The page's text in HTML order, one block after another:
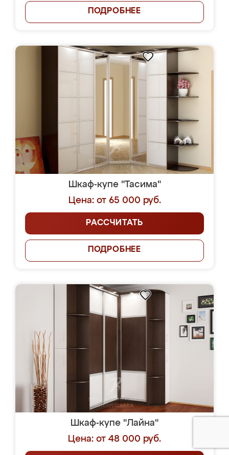
ПОДРОБНЕЕ
Шкаф-купе "Тасима"
Цена: от 65 000 руб.
РАССЧИТАТЬ
ПОДРОБНЕЕ
Шкаф-купе "Лайна"
Цена: от 48 000 руб.